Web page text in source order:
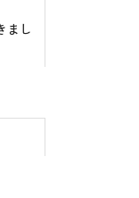
まし